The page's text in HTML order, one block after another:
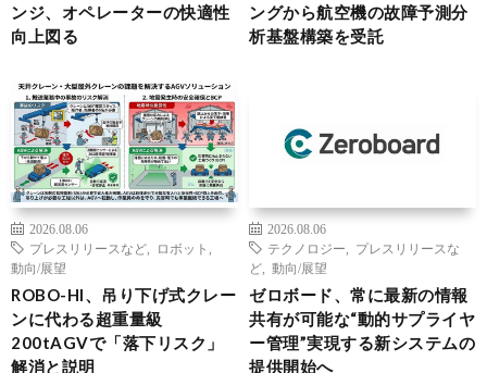
ンジ、オペレーターの快適性
向上図る
ングから航空機の故障予測分
析基盤構築を受託
2026.08.06
プレスリリースなど
ロボット
動向/展望
ROBO-HI、吊り下げ式クレー
ンに代わる超重量級
200tAGVで「落下リスク」
解消と説明
2026.08.06
テクノロジー
プレスリリースな
ど
動向/展望
ゼロボード、常に最新の情報
共有が可能な“動的サプライヤ
ー管理”実現する新システムの
提供開始へ